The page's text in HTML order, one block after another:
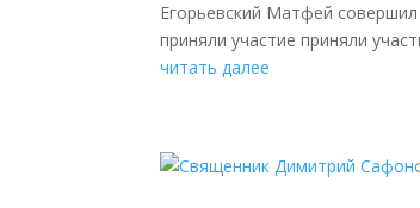
Егорьевский Матфей
приняли участие приняли
читать далее